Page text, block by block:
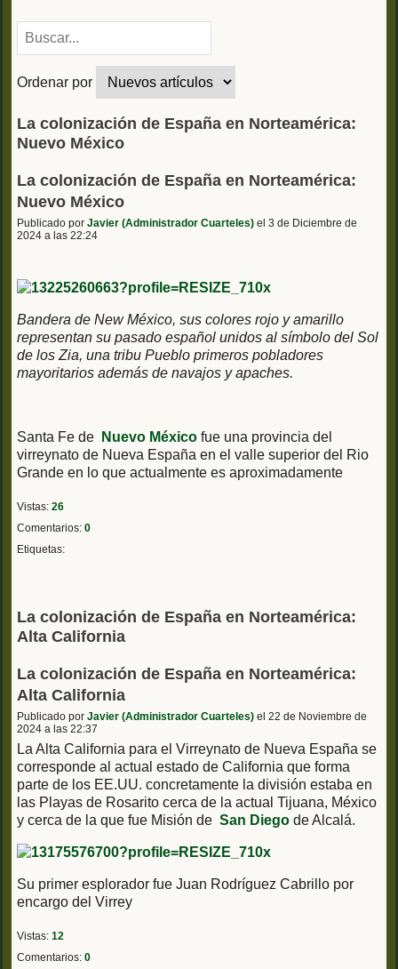
Ordenar por
La colonización de España en Norteamérica:
Nuevo México
La colonización de España en Norteamérica:
Nuevo México
Publicado por Javier (Administrador Cuarteles) el 3 de Diciembre de
2024 a las 22:24
Bandera de New México, sus colores rojo y amarillo
representan su pasado español unidos al símbolo del Sol
de los Zia, una tribu Pueblo primeros pobladores
mayoritarios además de navajos y apaches.
Santa Fe de Nuevo México fue una provincia del
virreynato de Nueva España en el valle superior del Rio
Grande en lo que actualmente es aproximadamente
Vistas: 26
Comentarios: 0
Etiquetas:
La colonización de España en Norteamérica:
Alta California
La colonización de España en Norteamérica:
Alta California
Publicado por Javier (Administrador Cuarteles) el 22 de Noviembre de
2024 a las 22:37
La Alta California para el Virreynato de Nueva España se
corresponde al actual estado de California que forma
parte de los EE.UU. concretamente la división estaba en
las Playas de Rosarito cerca de la actual Tijuana, México
y cerca de la que fue Misión de San Diego de Alcalá.
Su primer esplorador fue Juan Rodríguez Cabrillo por
encargo del Virrey
Vistas: 12
Comentarios: 0